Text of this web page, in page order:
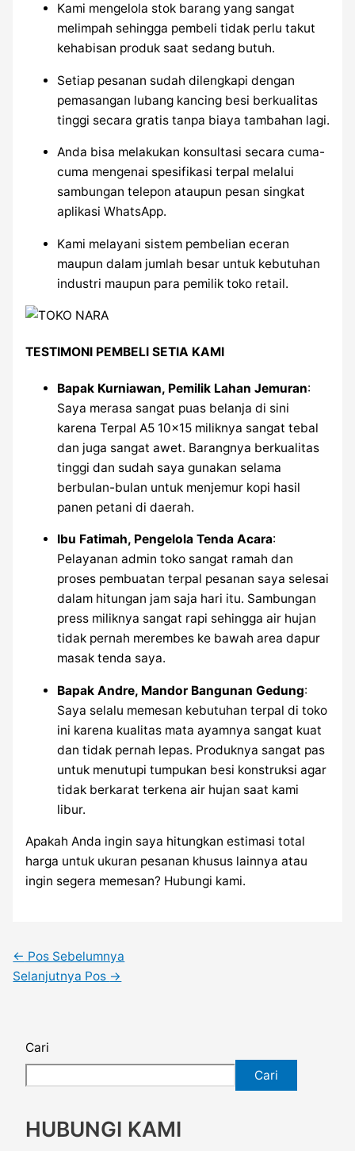
Kami mengelola stok barang yang sangat
melimpah sehingga pembeli tidak perlu takut
kehabisan produk saat sedang butuh.
Setiap pesanan sudah dilengkapi dengan
pemasangan lubang kancing besi berkualitas
tinggi secara gratis tanpa biaya tambahan lagi.
Anda bisa melakukan konsultasi secara cuma-
cuma mengenai spesifikasi terpal melalui
sambungan telepon ataupun pesan singkat
aplikasi WhatsApp.
Kami melayani sistem pembelian eceran
maupun dalam jumlah besar untuk kebutuhan
industri maupun para pemilik toko retail.
TESTIMONI PEMBELI SETIA KAMI
Bapak Kurniawan, Pemilik Lahan Jemuran:
Saya merasa sangat puas belanja di sini
karena Terpal A5 10×15 miliknya sangat tebal
dan juga sangat awet. Barangnya berkualitas
tinggi dan sudah saya gunakan selama
berbulan-bulan untuk menjemur kopi hasil
panen petani di daerah.
Ibu Fatimah, Pengelola Tenda Acara:
Pelayanan admin toko sangat ramah dan
proses pembuatan terpal pesanan saya selesai
dalam hitungan jam saja hari itu. Sambungan
press miliknya sangat rapi sehingga air hujan
tidak pernah merembes ke bawah area dapur
masak tenda saya.
Bapak Andre, Mandor Bangunan Gedung:
Saya selalu memesan kebutuhan terpal di toko
ini karena kualitas mata ayamnya sangat kuat
dan tidak pernah lepas. Produknya sangat pas
untuk menutupi tumpukan besi konstruksi agar
tidak berkarat terkena air hujan saat kami
libur.
Apakah Anda ingin saya hitungkan estimasi total
harga untuk ukuran pesanan khusus lainnya atau
ingin segera memesan? Hubungi kami.
← Pos Sebelumnya
Selanjutnya Pos →
Cari
Cari
HUBUNGI KAMI